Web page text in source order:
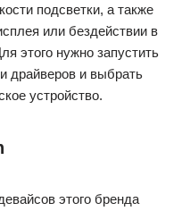
подсветки, а также
или бездействии в
этого нужно запустить
драйверов и выбрать
устройство.
этого бренда